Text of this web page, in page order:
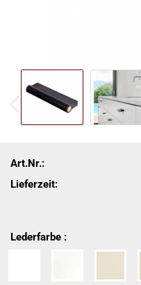
Art.Nr.:
Lieferzeit:
Lederfarbe :